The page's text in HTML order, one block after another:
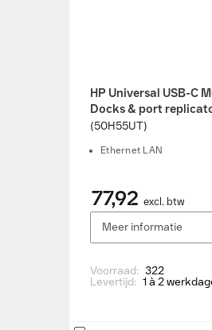
HP Universal USB-C
Docks & port
(50H55UT)
Ethernet LAN
77,92 excl. btw
Meer informatie
Voorraad: 322
Levertijd: 1 à 2